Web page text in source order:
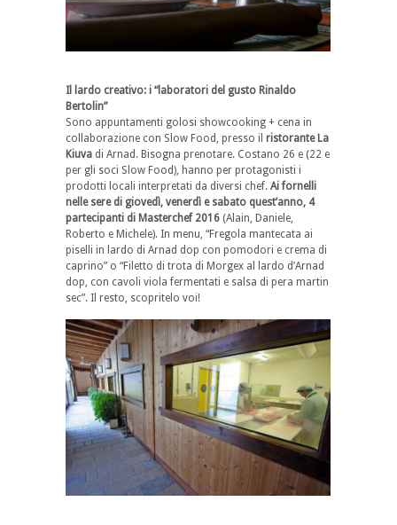
Il lardo creativo: i “laboratori del gusto Rinaldo
Bertolin”
Sono appuntamenti golosi showcooking + cena in
collaborazione con Slow Food, presso il ristorante La
Kiuva di Arnad. Bisogna prenotare. Costano 26 e (22 e
per gli soci Slow Food), hanno per protagonisti i
prodotti locali interpretati da diversi chef. Ai fornelli
nelle sere di giovedì, venerdì e sabato quest’anno, 4
partecipanti di Masterchef 2016 (Alain, Daniele,
Roberto e Michele). In menu, “Fregola mantecata ai
piselli in lardo di Arnad dop con pomodori e crema di
caprino” o “Filetto di trota di Morgex al lardo d’Arnad
dop, con cavoli viola fermentati e salsa di pera martin
sec”. Il resto, scopritelo voi!